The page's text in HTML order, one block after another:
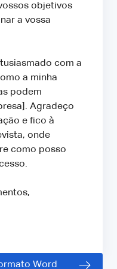
objetivos
a vossa
com a
a minha
podem
Agradeço
e fico à
onde
como posso
Word